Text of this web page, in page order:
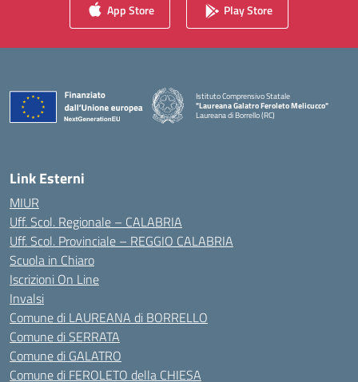
App Store Play Store
Istituto Comprensivo Statale
"Laureana Galatro Feroleto Melicucco"
Laureana di Borrello (RC)
Link Esterni
MIUR
Uff. Scol. Regionale – CALABRIA
Uff. Scol. Provinciale – REGGIO CALABRIA
Scuola in Chiaro
Iscrizioni On Line
Invalsi
Comune di LAUREANA di BORRELLO
Comune di SERRATA
Comune di GALATRO
Comune di FEROLETO della CHIESA